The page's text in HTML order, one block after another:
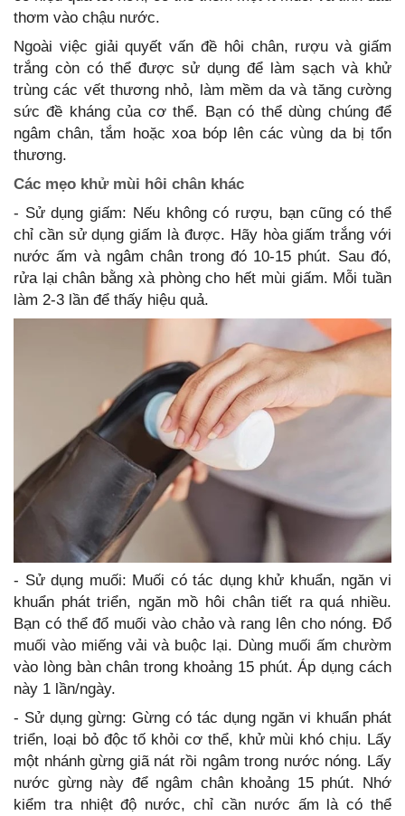
thơm vào chậu nước.
Ngoài việc giải quyết vấn đề hôi chân, rượu và giấm
trắng còn có thể được sử dụng để làm sạch và khử
trùng các vết thương nhỏ, làm mềm da và tăng cường
sức đề kháng của cơ thể. Bạn có thể dùng chúng để
ngâm chân, tắm hoặc xoa bóp lên các vùng da bị tổn
thương.
Các mẹo khử mùi hôi chân khác
- Sử dụng giấm: Nếu không có rượu, bạn cũng có thể
chỉ cần sử dụng giấm là được. Hãy hòa giấm trắng với
nước ấm và ngâm chân trong đó 10-15 phút. Sau đó,
rửa lại chân bằng xà phòng cho hết mùi giấm. Mỗi tuần
làm 2-3 lần để thấy hiệu quả.
- Sử dụng muối: Muối có tác dụng khử khuẩn, ngăn vi
khuẩn phát triển, ngăn mồ hôi chân tiết ra quá nhiều.
Bạn có thể đổ muối vào chảo và rang lên cho nóng. Đổ
muối vào miếng vải và buộc lại. Dùng muối ấm chườm
vào lòng bàn chân trong khoảng 15 phút. Áp dụng cách
này 1 lần/ngày.
- Sử dụng gừng: Gừng có tác dụng ngăn vi khuẩn phát
triển, loại bỏ độc tố khỏi cơ thể, khử mùi khó chịu. Lấy
một nhánh gừng giã nát rồi ngâm trong nước nóng. Lấy
nước gừng này để ngâm chân khoảng 15 phút. Nhớ
kiểm tra nhiệt độ nước, chỉ cần nước ấm là có thể